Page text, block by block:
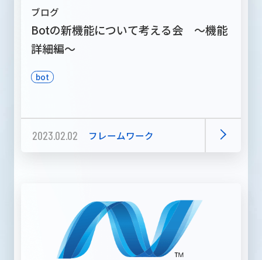
ブログ
Botの新機能について考える会 ～機能
詳細編～
bot
2023.02.02 フレームワーク